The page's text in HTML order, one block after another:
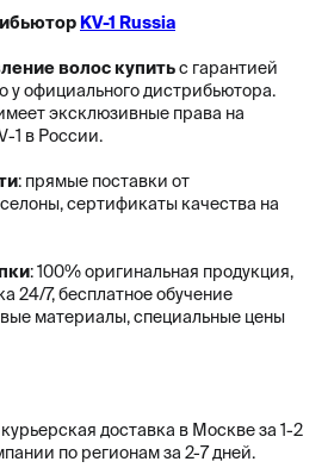
KV-1 Russia
волос купитьс гарантией
у официального дистрибьютора.
эксклюзивные права на
1 в России.
: прямые поставки от
сертификаты качества на
: 100% оригинальная продукция,
24/7, бесплатное обучение
материалы, специальные цены
курьерская доставка в Москве за 1-2
по регионам за 2-7 дней.